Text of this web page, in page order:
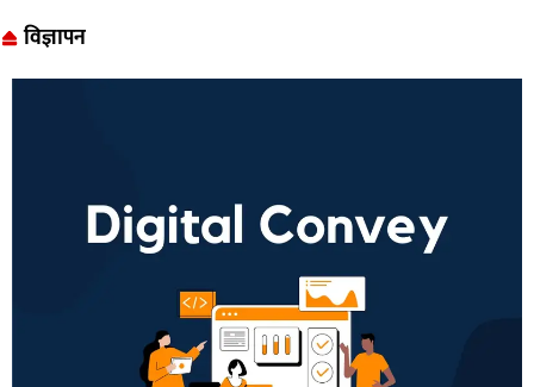
विज्ञापन